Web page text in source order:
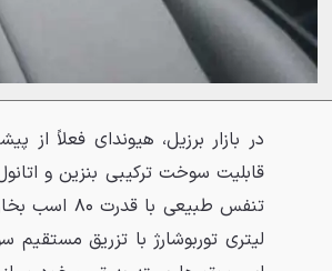
در بازار برزیل، هیوندای فعلاً از